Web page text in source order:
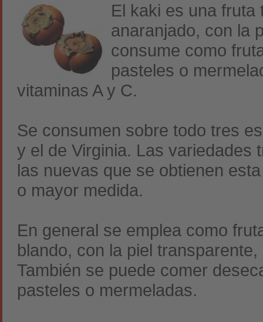
El kaki es una
anaranjado, con la
consume como
pasteles o
vitaminas A y C.
Se consumen sobre todo tres
y el de Virginia. Las variedades
las nuevas que se obtienen
o mayor medida.
En general se emplea como
blando, con la piel
También se puede comer
pasteles o mermeladas.